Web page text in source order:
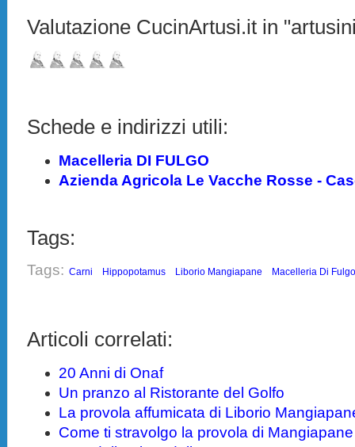
Valutazione CucinArtusi.it in
Schede e indirizzi utili:
Macelleria DI FULGO
Azienda Agricola Le Vacche Rosse -
Tags:
Tags: Carni Hippopotamus Liborio Mangiapane Macelleria Di
Articoli correlati:
20 Anni di Onaf
Un pranzo al Ristorante del Golfo
La provola affumicata di Liborio
Come ti stravolgo la provola di Mangiapane